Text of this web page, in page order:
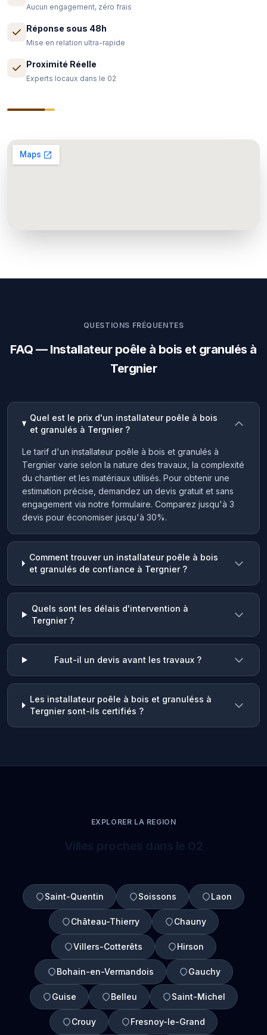
Aucun engagement, zéro frais
Réponse sous 48h
Mise en relation ultra-rapide
Proximité Réelle
Experts locaux dans le 02
QUESTIONS FRÉQUENTES
FAQ — Installateur poêle à bois et granulés à
Tergnier
Quel est le prix d'un installateur poêle à bois
et granulés à Tergnier ?
Le tarif d'un installateur poêle à bois et granulés à
Tergnier varie selon la nature des travaux, la complexité
du chantier et les matériaux utilisés. Pour obtenir une
estimation précise, demandez un devis gratuit et sans
engagement via notre formulaire. Comparez jusqu'à 3
devis pour économiser jusqu'à 30%.
Comment trouver un installateur poêle à bois
et granulés de confiance à Tergnier ?
Quels sont les délais d'intervention à
Tergnier ?
Faut-il un devis avant les travaux ?
Les installateur poêle à bois et granuléss à
Tergnier sont-ils certifiés ?
EXPLORER LA REGION
Saint-Quentin Soissons Laon
Château-Thierry Chauny
Villers-Cotterêts Hirson
Bohain-en-Vermandois Gauchy
Guise Belleu Saint-Michel
Crouy Fresnoy-le-Grand